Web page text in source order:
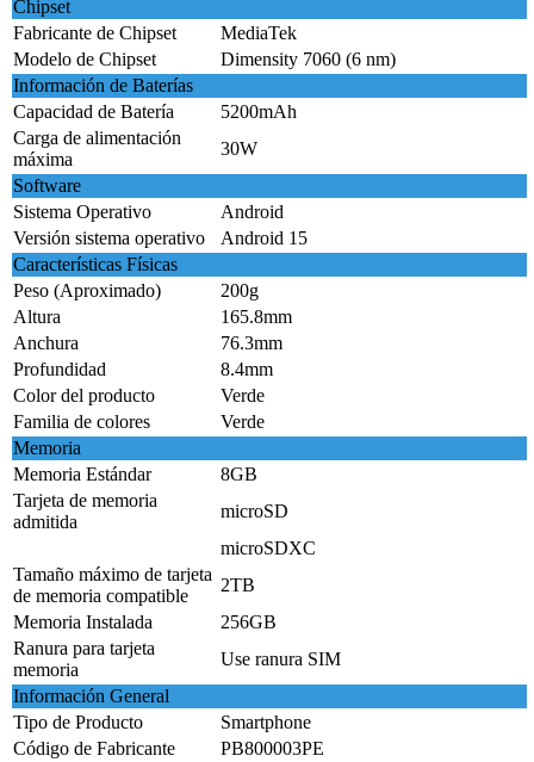
Chipset
Fabricante de Chipset
MediaTek
Modelo de Chipset
Dimensity 7060 (6 nm)
Información de Baterías
Capacidad de Batería
5200mAh
Carga de alimentación
máxima
30W
Software
Sistema Operativo
Android
Versión sistema operativo
Android 15
Características Físicas
Peso (Aproximado)
200g
Altura
165.8mm
Anchura
76.3mm
Profundidad
8.4mm
Color del producto
Verde
Familia de colores
Verde
Memoria
Memoria Estándar
8GB
Tarjeta de memoria
admitida
microSD
microSDXC
Tamaño máximo de tarjeta
de memoria compatible
2TB
Memoria Instalada
256GB
Ranura para tarjeta
memoria
Use ranura SIM
Información General
Tipo de Producto
Smartphone
Código de Fabricante
PB800003PE